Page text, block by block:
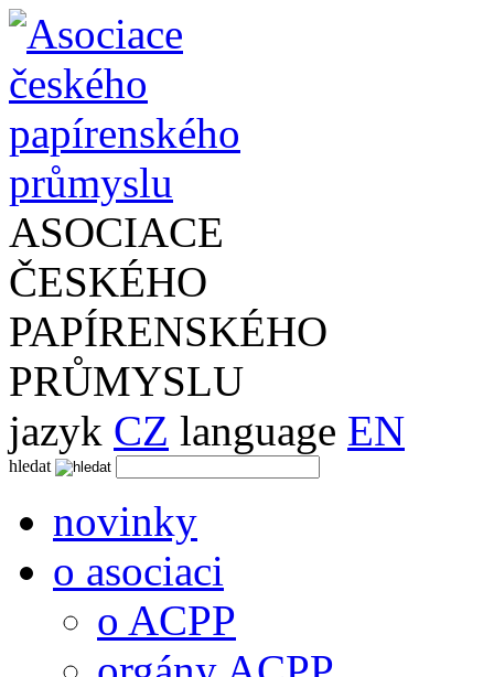
ASOCIACE
ČESKÉHO
PAPÍRENSKÉHO
PRŮMYSLU
jazyk CZ language EN
hledat
novinky
o asociaci
o ACPP